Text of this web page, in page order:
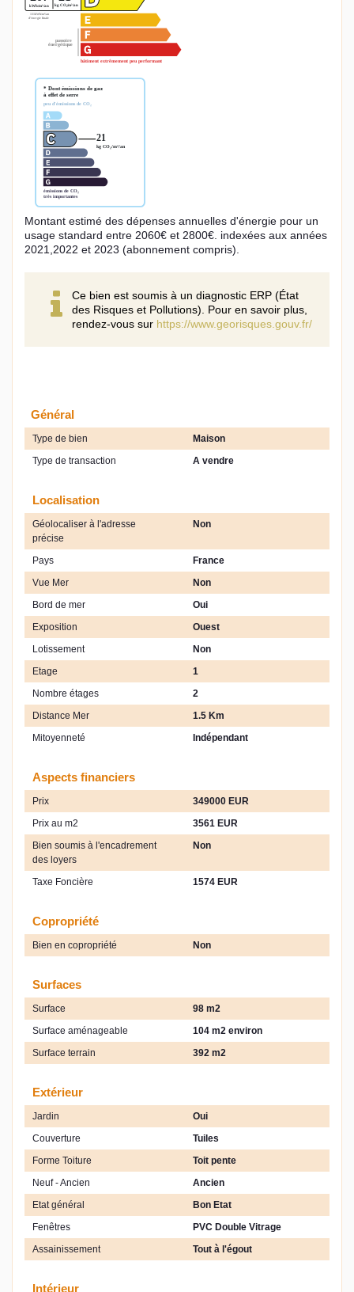
Montant estimé des dépenses annuelles d'énergie pour un
usage standard entre 2060€ et 2800€. indexées aux années
2021,2022 et 2023 (abonnement compris).
Ce bien est soumis à un diagnostic ERP (État
des Risques et Pollutions). Pour en savoir plus,
rendez-vous sur https://www.georisques.gouv.fr/
Général
Type de bien
Maison
Type de transaction
A vendre
Localisation
Géolocaliser à l'adresse
précise
Non
Pays
France
Vue Mer
Non
Bord de mer
Oui
Exposition
Ouest
Lotissement
Non
Etage
1
Nombre étages
2
Distance Mer
1.5 Km
Mitoyenneté
Indépendant
Aspects financiers
Prix
349000 EUR
Prix au m2
3561 EUR
Bien soumis à l'encadrement
des loyers
Non
Taxe Foncière 1574 EUR
Copropriété
Bien en copropriété Non
Surfaces
Surface
98 m2
Surface aménageable
104 m2 environ
Surface terrain
392 m2
Extérieur
Jardin
Oui
Couverture
Tuiles
Forme Toiture
Toit pente
Neuf - Ancien
Ancien
Etat général
Bon Etat
Fenêtres
PVC Double Vitrage
Assainissement
Tout à l'égout
Intérieur